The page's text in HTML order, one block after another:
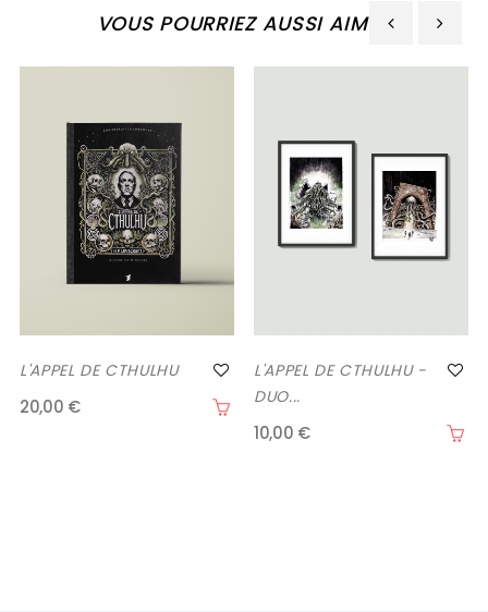
VOUS POURRIEZ AUSSI AIMER
L'APPEL DE CTHULHU
20,00 €
L'APPEL DE CTHULHU -
DUO...
10,00 €
‹ ›